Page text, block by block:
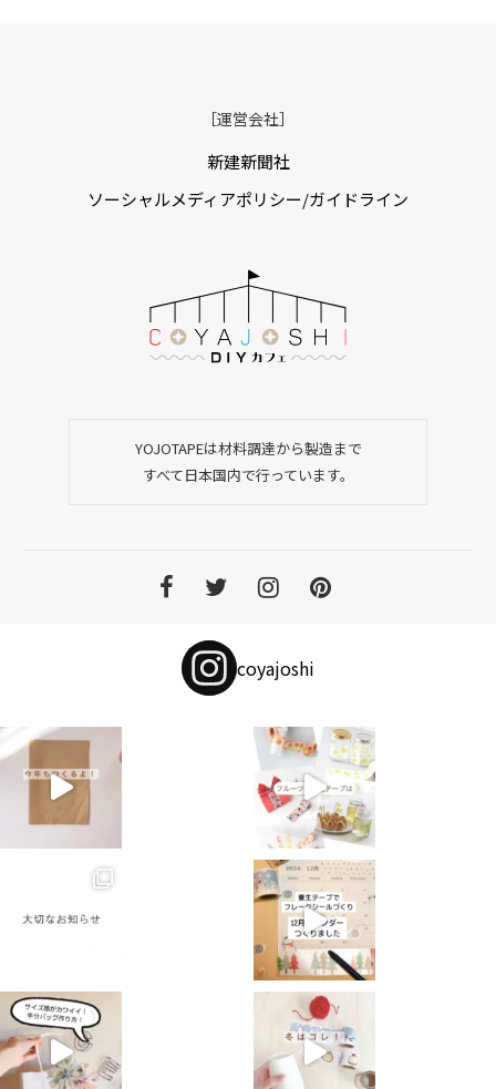
［運営会社］
新建新聞社
ソーシャルメディアポリシー/ガイドライン
YOJOTAPEは材料調達から製造まで
すべて日本国内で行っています。
coyajoshi